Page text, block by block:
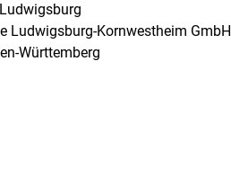
Ludwigsburg-Kornwestheim GmbH
Württemberg